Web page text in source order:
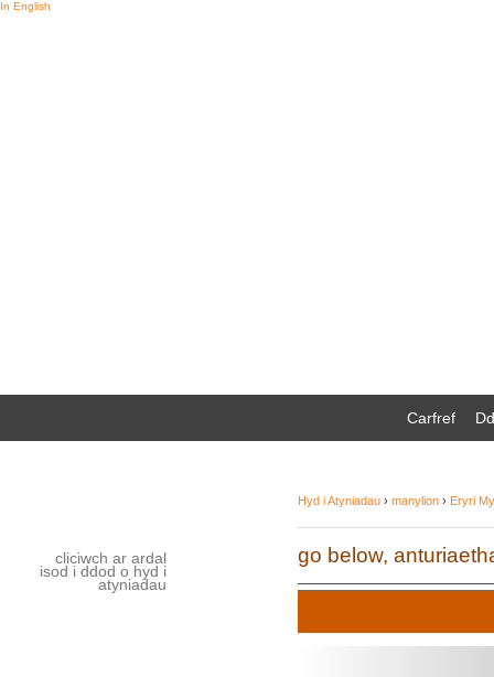
Carfref
In English
cliciwch ar ardal
isod i ddod o hyd i
atyniadau
Hyd i Atyniadau › manylion › Eryri
go below,